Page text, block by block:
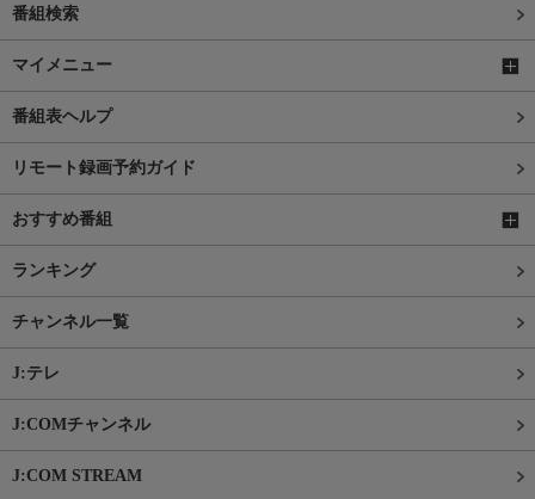
番組検索
マイメニュー
番組表ヘルプ
リモート録画予約ガイド
おすすめ番組
ランキング
チャンネル一覧
J:テレ
J:COMチャンネル
J:COM STREAM